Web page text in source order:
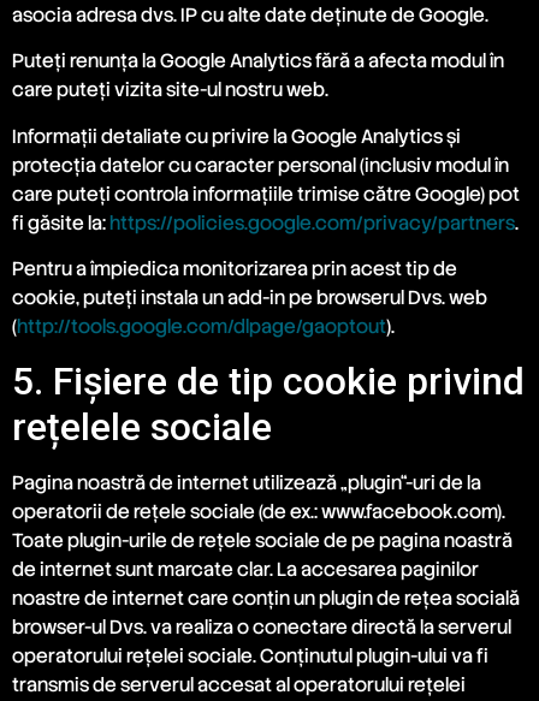
asocia adresa dvs. IP cu alte date deținute de Google.
Puteți renunța la Google Analytics fără a afecta modul în
care puteți vizita site-ul nostru web.
Informații detaliate cu privire la Google Analytics și
protecția datelor cu caracter personal (inclusiv modul în
care puteți controla informațiile trimise către Google) pot
fi găsite la:https://policies.google.com/privacy/partners.
Pentru a împiedica monitorizarea prin acest tip de
cookie, puteți instala un add-in pe browserul Dvs. web
(http://tools.google.com/dlpage/gaoptout).
5. Fișiere de tip cookie privind
rețelele sociale
Pagina noastră de internet utilizează „plugin“-uri de la
operatorii de reţele sociale (de ex.: www.facebook.com).
Toate plugin-urile de reţele sociale de pe pagina noastră
de internet sunt marcate clar. La accesarea paginilor
noastre de internet care conţin un plugin de reţea socială
browser-ul Dvs. va realiza o conectare directă la serverul
operatorului reţelei sociale. Conţinutul plugin-ului va fi
transmis de serverul accesat al operatorului reţelei